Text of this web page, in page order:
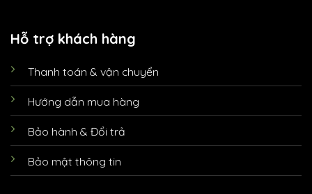
Hỗ trợ khách hàng
Thanh toán & vận chuyển
Hướng dẫn mua hàng
Bảo hành & Đổi trả
Bảo mật thông tin